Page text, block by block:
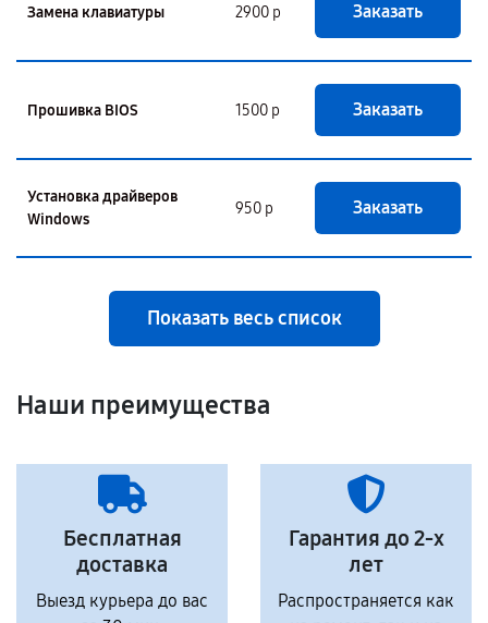
Замена клавиатуры 2900 р Заказать
Прошивка BIOS 1500 р Заказать
Установка драйверов
Windows
950 р Заказать
Показать весь список
Наши преимущества
Бесплатная
доставка
Выезд курьера до вас
Гарантия до 2-х
лет
Распространяется как